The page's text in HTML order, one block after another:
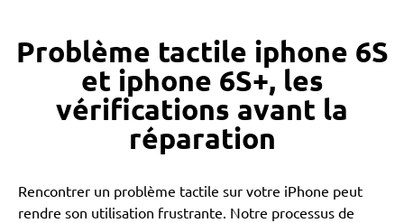
Problème tactile iphone 6S
et iphone 6S+, les
vérifications avant la
réparation
Rencontrer un problème tactile sur votre iPhone peut
rendre son utilisation frustrante. Notre processus de